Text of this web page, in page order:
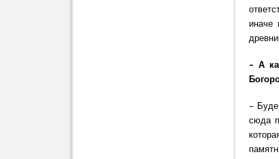
иначе
– А
–
сюда